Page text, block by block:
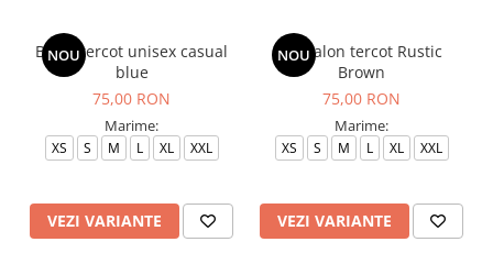
NOU
Bluza tercot unisex casual
blue
75,00 RON
Marime:
XS S M L XL XXL
VEZI VARIANTE
NOU
Pantalon tercot Rustic
Brown
75,00 RON
Marime:
XS S M L XL XXL
VEZI VARIANTE